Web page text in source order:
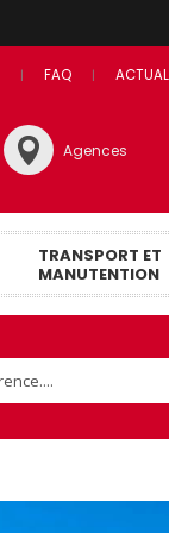
FAQ
Agences
TRANSPORT ET
MANUTENTION